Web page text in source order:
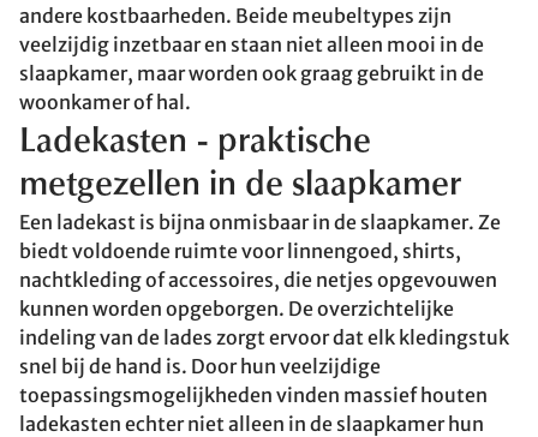
andere kostbaarheden. Beide meubeltypes zijn
veelzijdig inzetbaar en staan niet alleen mooi in de
slaapkamer, maar worden ook graag gebruikt in de
woonkamer of hal.
Ladekasten - praktische
metgezellen in de slaapkamer
Een ladekast is bijna onmisbaar in de slaapkamer. Ze
biedt voldoende ruimte voor linnengoed, shirts,
nachtkleding of accessoires, die netjes opgevouwen
kunnen worden opgeborgen. De overzichtelijke
indeling van de lades zorgt ervoor dat elk kledingstuk
snel bij de hand is. Door hun veelzijdige
toepassingsmogelijkheden vinden massief houten
ladekasten echter niet alleen in de slaapkamer hun